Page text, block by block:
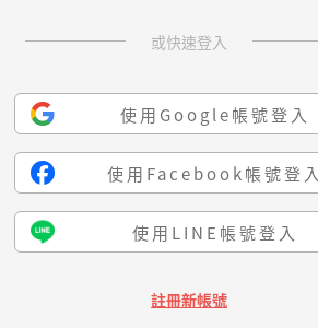
或快速登入
使用Google帳號登入
使用Facebook帳號登入
使用LINE帳號登入
註冊新帳號